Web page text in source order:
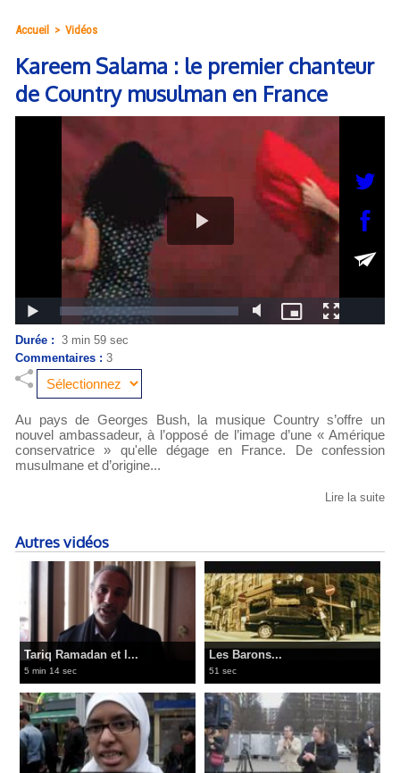
Accueil > Vidéos
Kareem Salama : le premier chanteur
de Country musulman en France
Durée : 3 min 59 sec
Commentaires : 3
Au pays de Georges Bush, la musique Country s’offre un
nouvel ambassadeur, à l’opposé de l’image d’une « Amérique
conservatrice » qu'elle dégage en France. De confession
musulmane et d’origine...
Lire la suite
Autres vidéos
Tariq Ramadan et l...
5 min 14 sec
Les Barons...
51 sec